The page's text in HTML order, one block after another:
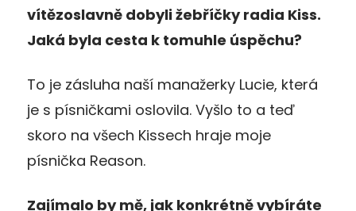
vítězoslavně dobyli žebříčky radia Kiss.
Jaká byla cesta k tomuhle úspěchu?
To je zásluha naší manažerky Lucie, která
je s písničkami oslovila. Vyšlo to a teď
skoro na všech Kissech hraje moje
písnička Reason.
Zajímalo by mě, jak konkrétně vybíráte